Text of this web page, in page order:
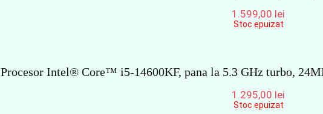
1.599,00 lei
Stoc epuizat
Procesor Intel® Core™ i5-14600KF, pana la 5.3 GHz turbo,
1.295,00 lei
Stoc epuizat